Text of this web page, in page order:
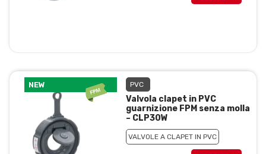
NEW PVC
Valvola clapet in PVC
guarnizione FPM senza molla
– CLP30W
VALVOLE A CLAPET IN PVC